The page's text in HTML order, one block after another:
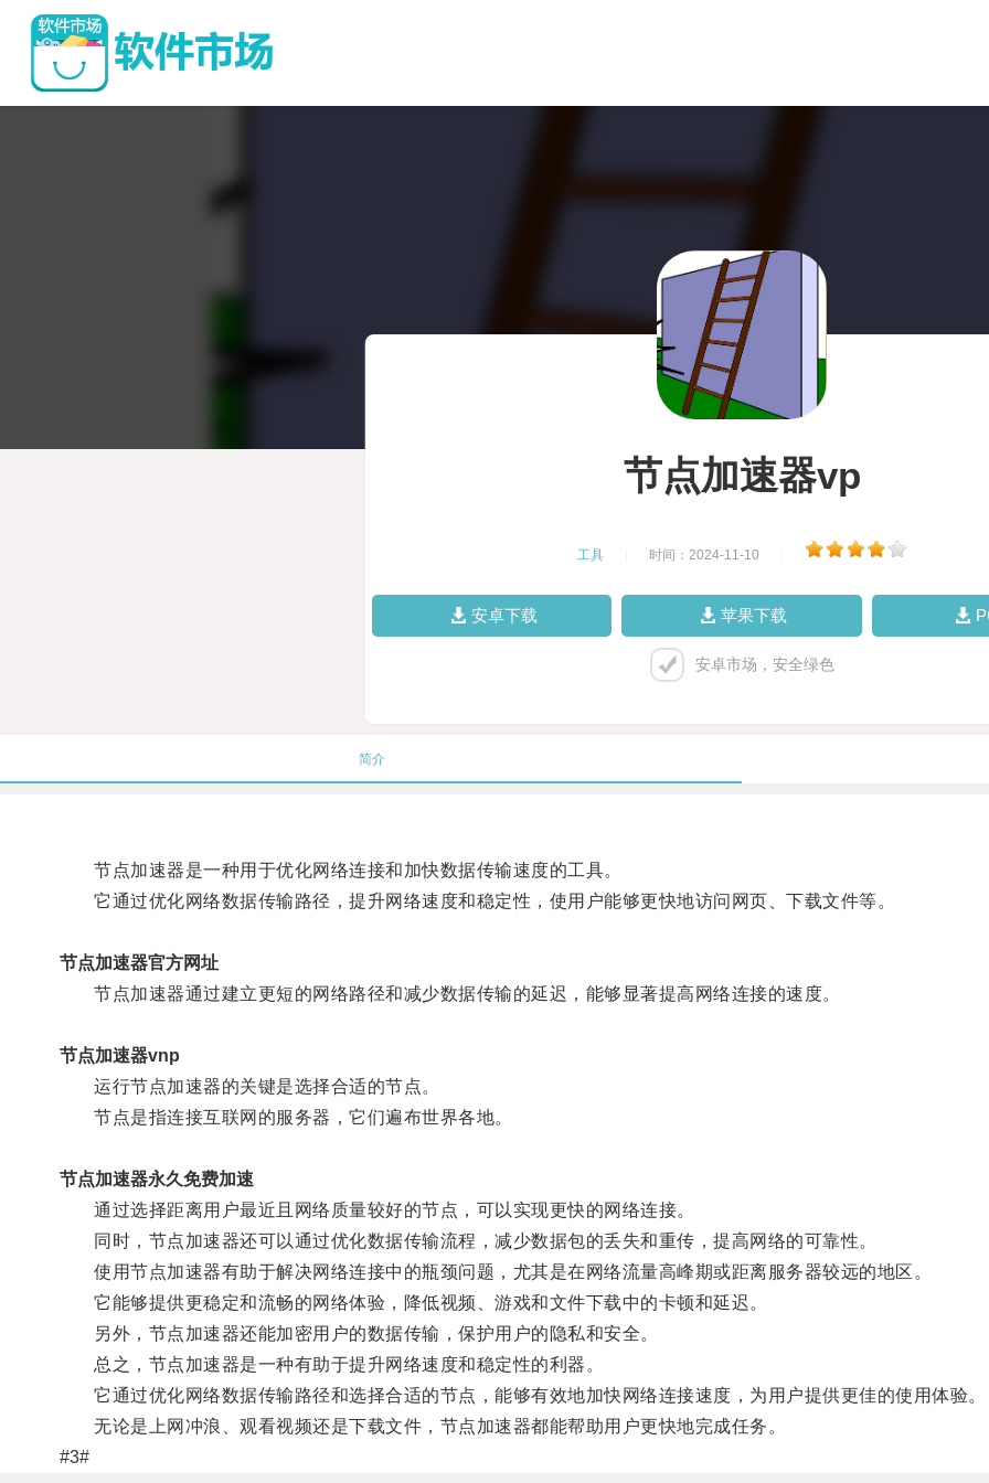
节点加速器vp
工具 时间：2024-11-10
安卓下载 苹果下载
安卓市场，安全绿色
简介
节点加速器是一种用于优化网络连接和加快数据传输速度的工具。
它通过优化网络数据传输路径，提升网络速度和稳定性，使用户能够更快地访问网页、下载文件等。
节点加速器官方网址
节点加速器通过建立更短的网络路径和减少数据传输的延迟，能够显著提高网络连接的速度。
节点加速器vnp
运行节点加速器的关键是选择合适的节点。
节点是指连接互联网的服务器，它们遍布世界各地。
节点加速器永久免费加速
通过选择距离用户最近且网络质量较好的节点，可以实现更快的网络连接。
同时，节点加速器还可以通过优化数据传输流程，减少数据包的丢失和重传，提高网络的可靠性。
使用节点加速器有助于解决网络连接中的瓶颈问题，尤其是在网络流量高峰期或距离服务器较远的地区。
它能够提供更稳定和流畅的网络体验，降低视频、游戏和文件下载中的卡顿和延迟。
另外，节点加速器还能加密用户的数据传输，保护用户的隐私和安全。
总之，节点加速器是一种有助于提升网络速度和稳定性的利器。
它通过优化网络数据传输路径和选择合适的节点，能够有效地加快网络连接速度，为用户提供更佳的使用体验。
无论是上网冲浪、观看视频还是下载文件，节点加速器都能帮助用户更快地完成任务。
#3#